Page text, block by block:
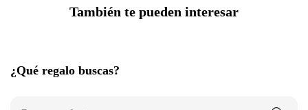
También te pueden interesar
¿Qué regalo buscas?